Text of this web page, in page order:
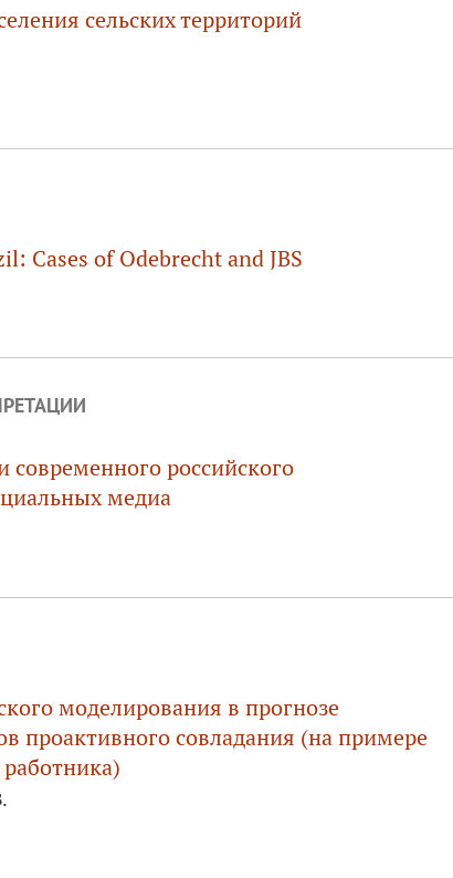
сельских территорий
Cases of Odebrecht and JBS
российского
медиа
моделирования в прогнозе
проактивного совладания (на примере